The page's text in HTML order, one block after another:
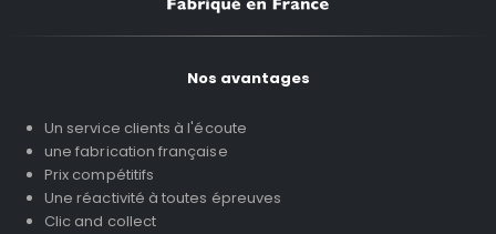
Nos avantages
Un service clients à l'écoute
une fabrication française
Prix compétitifs
Une réactivité à toutes épreuves
Clic and collect